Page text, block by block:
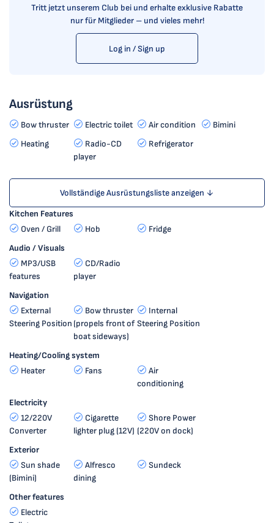
Tritt jetzt unserem Club bei und erhalte exklusive Rabatte
nur für Mitglieder – und vieles mehr!
Log in / Sign up
Ausrüstung
Bow thruster Electric toilet Air condition
Bimini
Heating
Radio-CD
player
Refrigerator
Vollständige Ausrüstungsliste anzeigen ↓
Kitchen Features
Oven / Grill
Hob
Fridge
Audio / Visuals
MP3/USB
features
CD/Radio
player
Navigation
External
Steering Position
Bow thruster
(propels front of
boat sideways)
Internal
Steering Position
Heating/Cooling system
Heater
Fans
Air
conditioning
Electricity
12/220V
Converter
Cigarette
lighter plug (12V)
Shore Power
(220V on dock)
Exterior
Sun shade
(Bimini)
Alfresco
dining
Sundeck
Other features
Electric